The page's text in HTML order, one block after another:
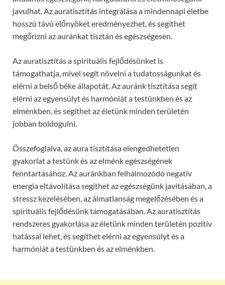
javulhat. Az auratisztítás integrálása a mindennapi életbe
hosszú távú előnyöket eredményezhet, és segíthet
megőrizni az auránkat tisztán és egészségesen.
Az auratisztítás a spirituális fejlődésünket is
támogathatja, mivel segít növelni a tudatosságunkat és
elérni a belső béke állapotát. Az auránk tisztítása segít
elérni az egyensúlyt és harmóniát a testünkben és az
elménkben, és segíthet az életünk minden területén
jobban boldogulni.
Összefoglalva, az aura tisztítása elengedhetetlen
gyakorlat a testünk és az elménk egészségének
fenntartásához. Az auránkban felhalmozódó negatív
energia eltávolítása segíthet az egészségünk javításában, a
stressz kezelésében, az álmatlanság megelőzésében és a
spirituális fejlődésünk támogatásában. Az auratisztítás
rendszeres gyakorlása az életünk minden területén pozitív
hatással lehet, és segíthet elérni az egyensúlyt és a
harmóniát a testünkben és az elménkben.